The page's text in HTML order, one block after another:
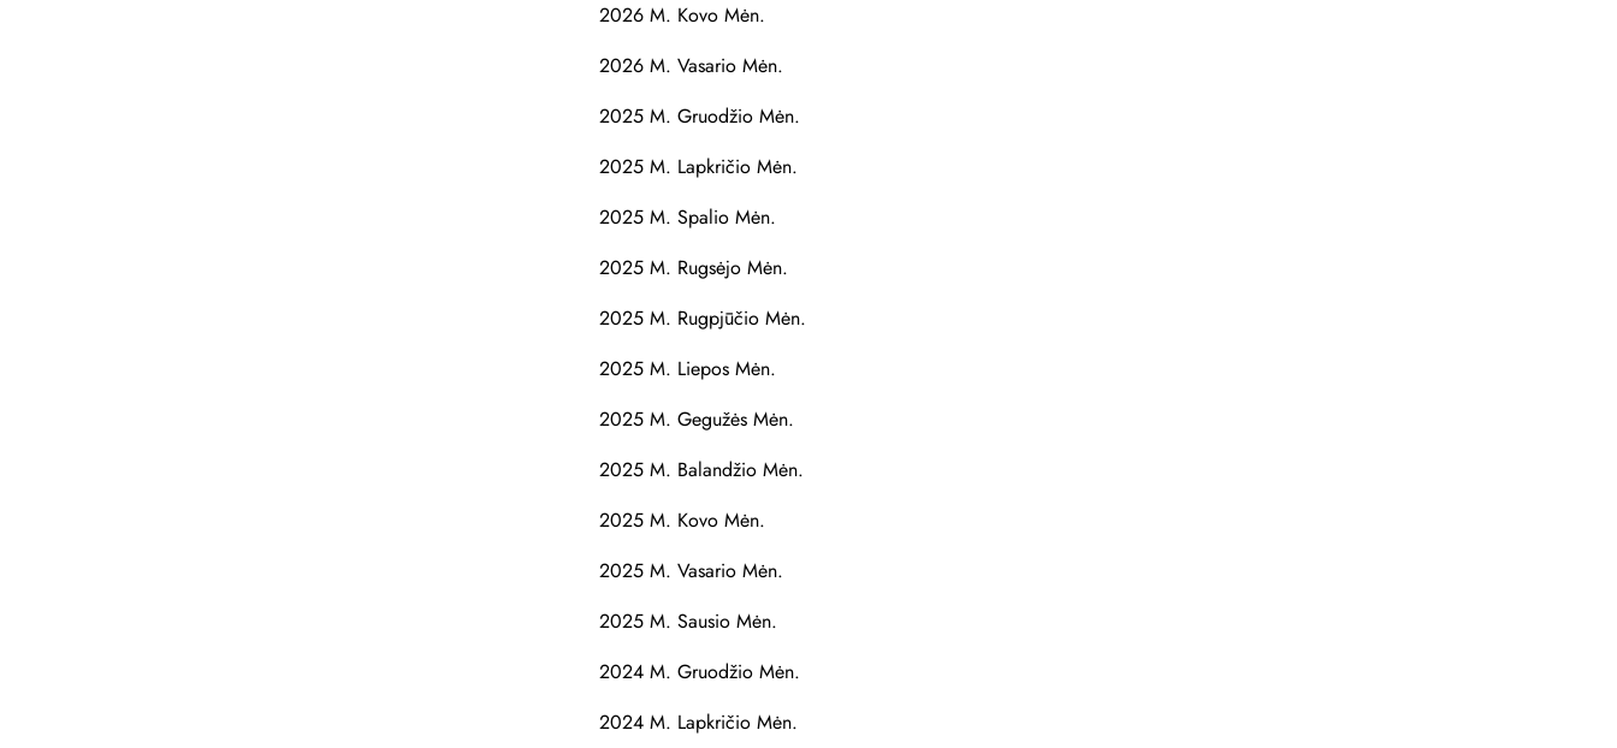
2026 M. Kovo Mėn.
2026 M. Vasario Mėn.
2025 M. Gruodžio Mėn.
2025 M. Lapkričio Mėn.
2025 M. Spalio Mėn.
2025 M. Rugsėjo Mėn.
2025 M. Rugpjūčio Mėn.
2025 M. Liepos Mėn.
2025 M. Gegužės Mėn.
2025 M. Balandžio Mėn.
2025 M. Kovo Mėn.
2025 M. Vasario Mėn.
2025 M. Sausio Mėn.
2024 M. Gruodžio Mėn.
2024 M. Lapkričio Mėn.